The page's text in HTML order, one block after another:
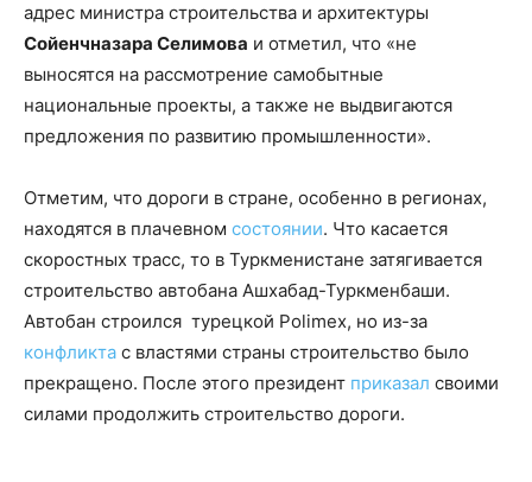
адрес министра строительства и архитектуры
Сойенчназара Селимова и отметил, что «не
выносятся на рассмотрение самобытные
национальные проекты, а также не выдвигаются
предложения по развитию промышленности».
Отметим, что дороги в стране, особенно в регионах,
находятся в плачевном состоянии. Что касается
скоростных трасс, то в Туркменистане затягивается
строительство автобана Ашхабад-Туркменбаши.
Автобан строился турецкой Polimex, но из-за
конфликта с властями страны строительство было
прекращено. После этого президент приказал своими
силами продолжить строительство дороги.